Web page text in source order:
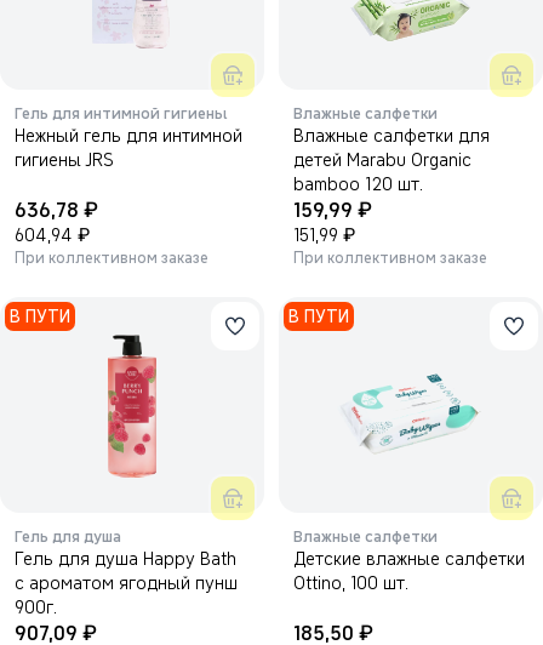
Гель для интимной гигиены
Нежный гель для интимной
гигиены JRS
636,78 ₽
604,94 ₽
При коллективном заказе
Влажные салфетки
Влажные салфетки для
детей Marabu Organic
bamboo 120 шт.
159,99 ₽
151,99 ₽
При коллективном заказе
В ПУТИ
Гель для душа
Гель для душа Happy Bath
с ароматом ягодный пунш
900г.
907,09 ₽
В ПУТИ
Влажные салфетки
Детские влажные салфетки
Ottino, 100 шт.
185,50 ₽